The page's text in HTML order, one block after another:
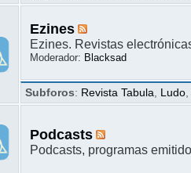
Ezines
Ezines. Revistas
Moderador: Blacksad
Subforos: Revista Tabula Ludo
Podcasts
Podcasts, programas